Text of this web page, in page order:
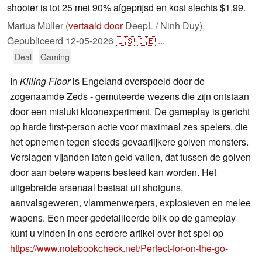
shooter is tot 25 mei 90% afgeprijsd en kost slechts $1,99.
Marius Müller (vertaald doorDeepL / Ninh Duy),
Gepubliceerd 12-05-2026🇺🇸🇩🇪 ...
Deal Gaming
In Killing Flooris Engeland overspoeld door de
zogenaamde Zeds - gemuteerde wezens die zijn ontstaan
door een mislukt kloonexperiment. De gameplay is gericht
op harde first-person actie voor maximaal zes spelers, die
het opnemen tegen steeds gevaarlijkere golven monsters.
Verslagen vijanden laten geld vallen, dat tussen de golven
door aan betere wapens besteed kan worden. Het
uitgebreide arsenaal bestaat uit shotguns,
aanvalsgeweren, vlammenwerpers, explosieven en melee
wapens. Een meer gedetailleerde blik op de gameplay
kunt u vinden in ons eerdere artikel over het spel op
https://www.notebookcheck.net/Perfect-for-on-the-go-